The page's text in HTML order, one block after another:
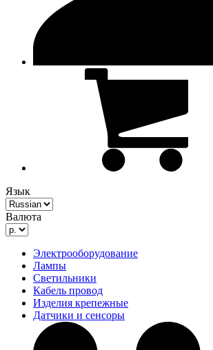
Язык
Валюта
Электрооборудование
Лампы
Светильники
Кабель провод
Изделия крепежные
Датчики и сенсоры